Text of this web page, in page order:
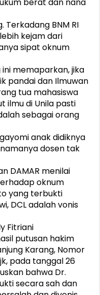
Terkadang BNM RI
kejam dari
sipat oknum
ini memaparkan, jika
pandai dan Ilmuwan
tua mahasiswa
ilmu di Unila pasti
sebagai orang
anak didiknya
dosen tak
DAMAR menilai
oknum
yang terbukti
DCL adalah vonis
Fitriani
putusan hakim
Karang, Nomor
pada tanggal 26
bahwa Dr.
secara sah dan